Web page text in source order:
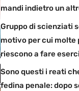
mandi indietro un
Gruppo di scienziati
motivo per cui molte
riescono a fare
Sono questi i reati
fedina penale: dopo